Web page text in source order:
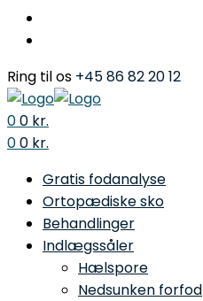
Ring til os +45 86 82 20 12
00 kr.
Menu
00 kr.
Gratis fodanalyse
Ortopædiske sko
Behandlinger
Indlægssåler
Hælspore
Nedsunken forfod